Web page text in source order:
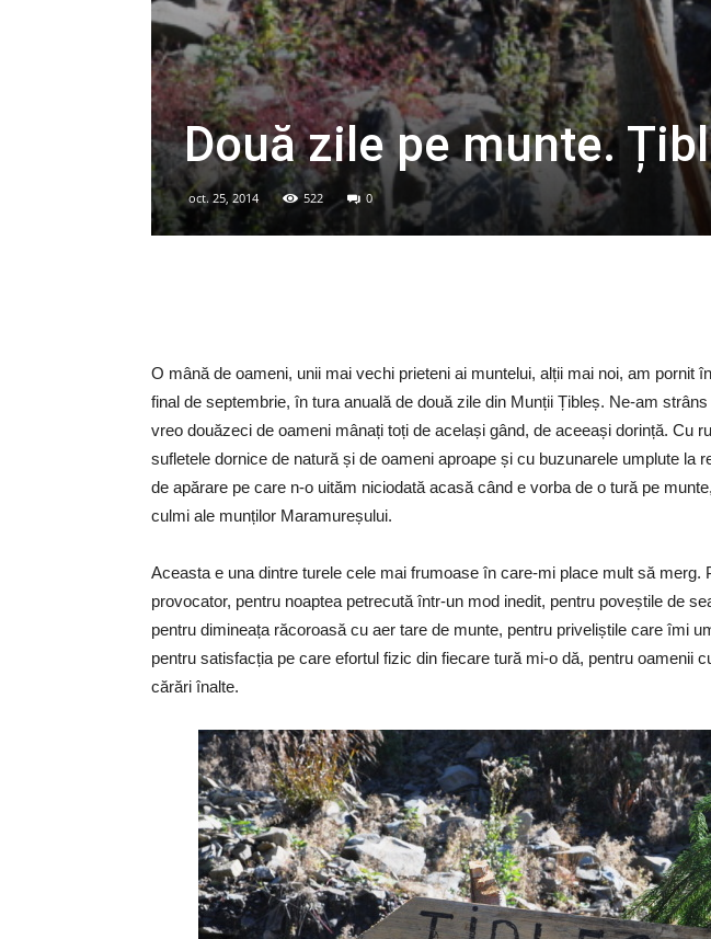
Două zile pe munte.
oct. 25, 2014 522 0
O mână de oameni, unii mai vechi prieteni ai muntelui, alții mai noi, am pornit
final de septembrie, în tura anuală de două zile din Munții Țibleș. Ne-am
vreo douăzeci de oameni mânați toți de același gând, de aceeași dorință. Cu
sufletele dornice de natură și de oameni aproape și cu buzunarele umplute la
de apărare pe care n-o uităm niciodată acasă când e vorba de o tură pe
culmi ale munților Maramureșului.
Aceasta e una dintre turele cele mai frumoase în care-mi place mult să merg.
provocator, pentru noaptea petrecută într-un mod inedit, pentru poveștile de
pentru dimineața răcoroasă cu aer tare de munte, pentru priveliștile care îmi
pentru satisfacția pe care efortul fizic din fiecare tură mi-o dă, pentru oamenii
cărări înalte.